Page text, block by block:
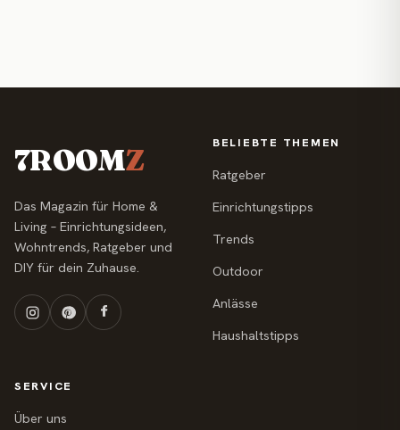
7ROOMZ
Das Magazin für Home &
Living – Einrichtungsideen,
Wohntrends, Ratgeber und
DIY für dein Zuhause.
BELIEBTE THEMEN
Ratgeber
Einrichtungstipps
Trends
Outdoor
Anlässe
Haushaltstipps
SERVICE
Über uns